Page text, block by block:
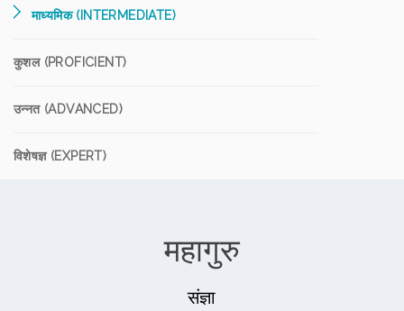
माध्यमिक (INTERMEDIATE)
कुशल (PROFICIENT)
उन्नत (ADVANCED)
विशेषज्ञ (EXPERT)
महागुरु
संज्ञा